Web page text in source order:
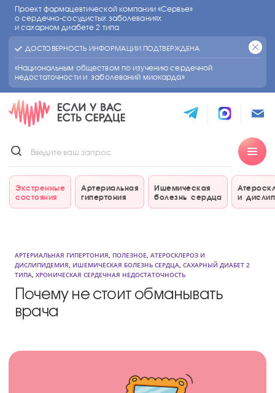
Проект фармацевтической компании «Сервье»
о сердечно-сосудистых заболеваниях
и сахарном диабете 2 типа
ДОСТОВЕРНОСТЬ ИНФОРМАЦИИ ПОДТВЕРЖДЕНА
«Национальным обществом по изучению сердечной
недостаточности и заболеваний миокарда»
Экстренные
состояния
Артериальная
гипертония
Ишемическая
болезнь сердца
и
АРТЕРИАЛЬНАЯ ГИПЕРТОНИЯ, ПОЛЕЗНОЕ, АТЕРОСКЛЕРОЗ И
ДИСЛИПИДЕМИЯ, ИШЕМИЧЕСКАЯ БОЛЕЗНЬ СЕРДЦА, САХАРНЫЙ ДИАБЕТ 2
ТИПА, ХРОНИЧЕСКАЯ СЕРДЕЧНАЯ НЕДОСТАТОЧНОСТЬ
Почему не стоит обманывать
врача